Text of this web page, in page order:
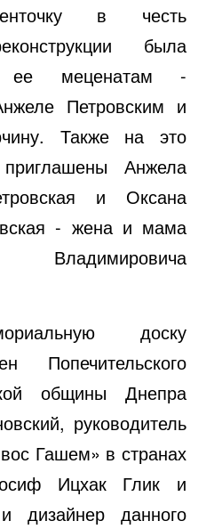
в честь
была
​​ее меценатам -
Петровским и
Также на это
Анжела
и Оксана
- жена и мама
доску
Попечительского
общины Днепра
руководитель
Гашем» в странах
Ицхак Глик и
дизайнер данного